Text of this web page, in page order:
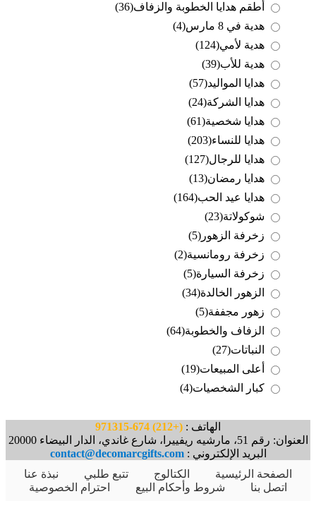
أطقم هدايا الخطوبة والزفاف(36)
هدية في 8 مارس
(4)
هدية لأمي(124)
هدية للأب(39)
هدايا المواليد(57)
هدايا الشركة(24)
هدايا شخصية(61)
هدايا للنساء(203)
هدايا للرجال(127)
هدايا رمضان(13)
هدايا عيد الحب(164)
شوكولاتة(23)
زخرفة الزهور (5)
زخرفة رومانسية(2)
زخرفة السيارة(5)
الزهور الخالدة(34)
زهور مجففة(5)
الزفاف والخطوبة(64)
النباتات(27)
أعلى المبيعات(19)
كبار الشخصيات(4)
الهاتف : (+212) 674-971315
العنوان: رقم 51، مارشيه ريفييرا، شارع غاندي، الدار البيضاء 20000
البريد الإلكتروني :contact@decomarcgifts.com
الصفحة الرئيسية
الكتالوج تتبع طلبي
نبذة عنا
اتصل بنا
شروط وأحكام البيع احترام الخصوصية